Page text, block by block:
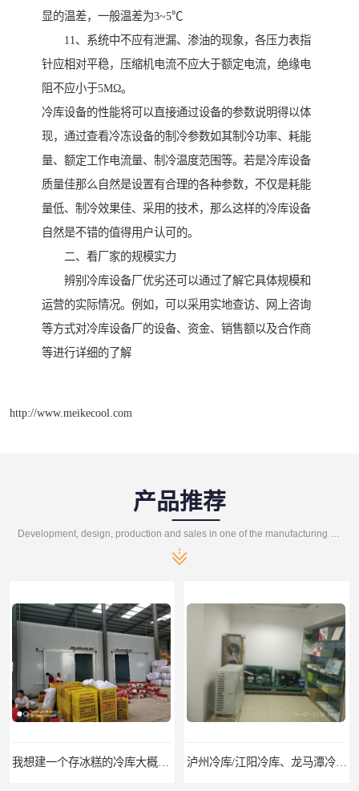
显的温差，一般温差为3~5℃
11、系统中不应有泄漏、渗油的现象，各压力表指
针应相对平稳，压缩机电流不应大于额定电流，绝缘电
阻不应小于5MΩ。
冷库设备的性能将可以直接通过设备的参数说明得以体
现，通过查看冷冻设备的制冷参数如其制冷功率、耗能
量、额定工作电流量、制冷温度范围等。若是冷库设备
质量佳那么自然是设置有合理的各种参数，不仅是耗能
量低、制冷效果佳、采用的技术，那么这样的冷库设备
自然是不错的值得用户认可的。
二、看厂家的规模实力
辨别冷库设备厂优劣还可以通过了解它具体规模和
运营的实际情况。例如，可以采用实地查访、网上咨询
等方式对冷库设备厂的设备、资金、销售额以及合作商
等进行详细的了解
http://www.meikecool.com
产品推荐